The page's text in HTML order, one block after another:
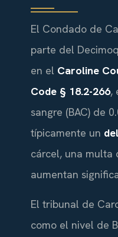
El Condado de
parte del
en el Caroline
Code § 18.2-266,
sangre (BAC) de
típicamente un
cárcel, una multa
aumentan
El tribunal de
como el nivel de